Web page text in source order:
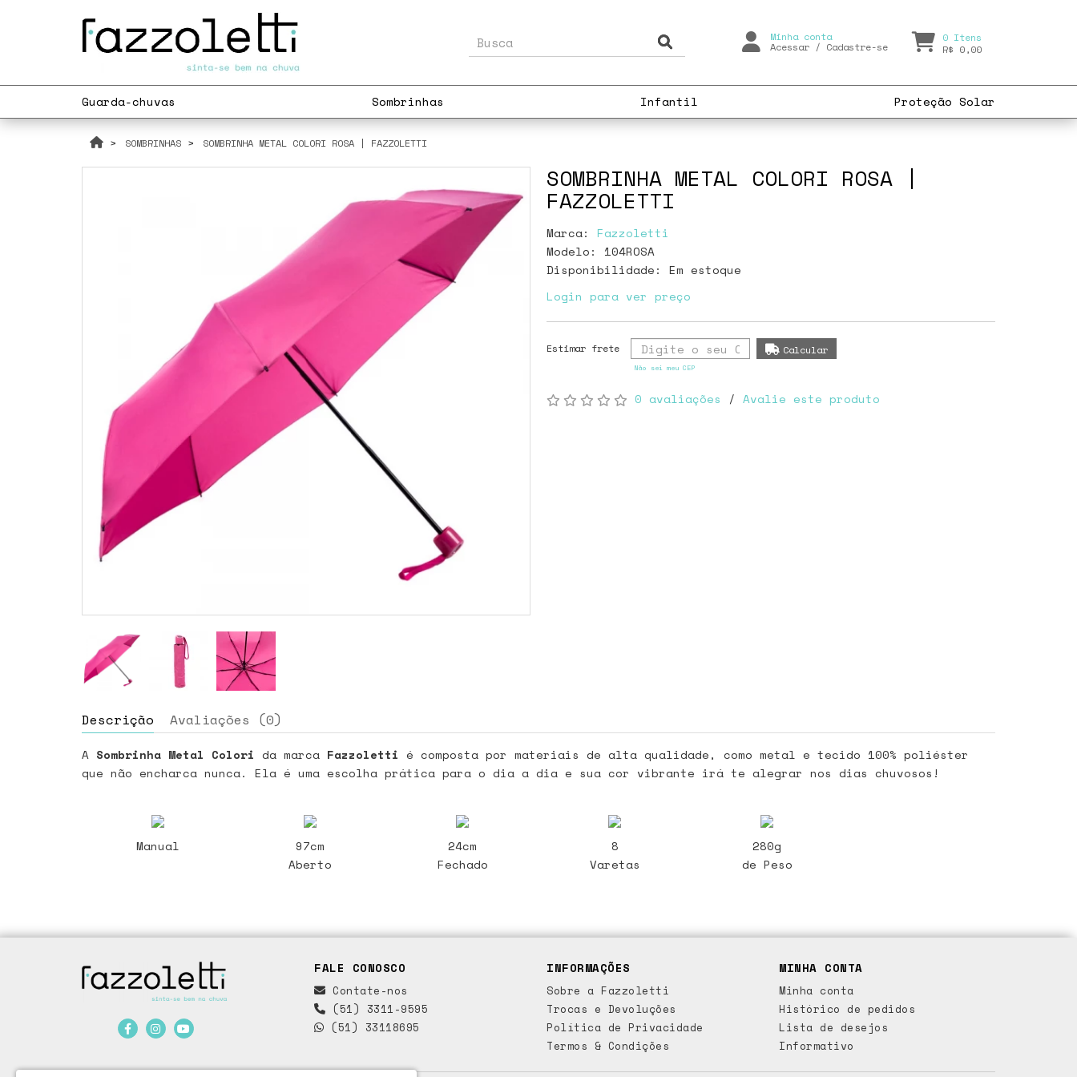
Minha conta
Acessar/ Cadastre-se
0 Itens
R$ 0,00
Guarda-chuvas Sombrinhas Infantil Proteção Solar
SOMBRINHAS SOMBRINHA METAL COLORI ROSA | FAZZOLETTI
SOMBRINHA METAL COLORI ROSA |
FAZZOLETTI
Marca: Fazzoletti
Modelo: 104ROSA
Disponibilidade: Em estoque
Login para ver preço
Não sei meu CEP
0 avaliações / Avalie este produto
Descrição Avaliações (0)
A Sombrinha Metal Colori da marca Fazzoletti é composta por materiais de alta qualidade, como metal e tecido 100% poliéster
que não encharca nunca. Ela é uma escolha prática para o dia a dia e sua cor vibrante irá te alegrar nos dias chuvosos!
Manual
97cm
Aberto
24cm
Fechado
8
Varetas
280g
de Peso
FALE CONOSCO
Contate-nos
(51) 3311-9595
(51) 33118695
INFORMAÇÕES
Sobre a Fazzoletti
Trocas e Devoluções
Política de Privacidade
Termos & Condições
MINHA CONTA
Minha conta
Histórico de pedidos
Lista de desejos
Informativo